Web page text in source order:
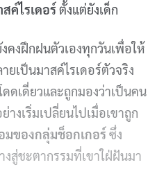
สค์ไรเดอร์ตั้งแต่ยังเด็ก
คงฝึกฝนตัวเองทุกวันเพื่อให้
เป็นมาสค์ไรเดอร์ตัวจริง
ดเดี่ยวและถูกมองว่าเป็นคน
งเริ่มเปลี่ยนไปเมื่อเขาถูก
ของกลุ่มช็อกเกอร์ ซึ่ง
สู่ชะตากรรมที่เขาใฝ่ฝันมา